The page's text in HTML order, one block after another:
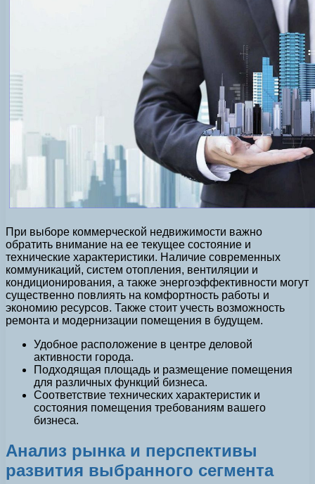
При выборе коммерческой недвижимости важно
обратить внимание на ее текущее состояние и
технические характеристики. Наличие современных
коммуникаций, систем отопления, вентиляции и
кондиционирования, а также энергоэффективности могут
существенно повлиять на комфортность работы и
экономию ресурсов. Также стоит учесть возможность
ремонта и модернизации помещения в будущем.
Удобное расположение в центре деловой
активности города.
Подходящая площадь и размещение помещения
для различных функций бизнеса.
Соответствие технических характеристик и
состояния помещения требованиям вашего
бизнеса.
Анализ рынка и перспективы
развития выбранного сегмента